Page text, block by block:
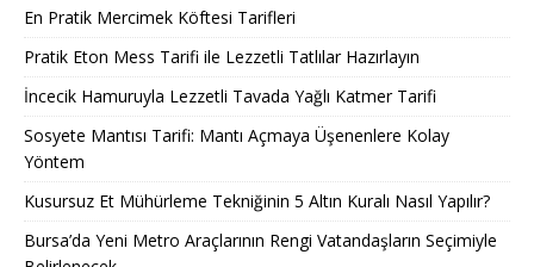
En Pratik Mercimek Köftesi Tarifleri
Pratik Eton Mess Tarifi ile Lezzetli Tatlılar Hazırlayın
İncecik Hamuruyla Lezzetli Tavada Yağlı Katmer Tarifi
Sosyete Mantısı Tarifi: Mantı Açmaya Üşenenlere Kolay
Yöntem
Kusursuz Et Mühürleme Tekniğinin 5 Altın Kuralı Nasıl Yapılır?
Bursa’da Yeni Metro Araçlarının Rengi Vatandaşların Seçimiyle